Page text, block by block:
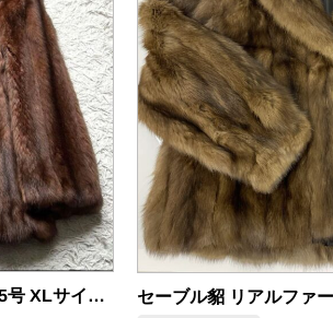
セーブル リアルファー コート 15号 XLサイズ相当 セーブル貂 リアルファ